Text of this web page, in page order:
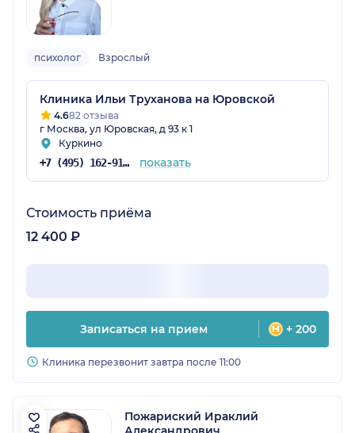
психолог Взрослый
Клиника Ильи Труханова на Юровской
4.682 отзыва
г Москва, ул Юровская, д 93 к 1
Куркино
+7 (495) 162-91-70 показать
Стоимость приёма
12 400 ₽
Записаться на прием + 200
Клиника перезвонит завтра после 11:00
Пожариский Ираклий